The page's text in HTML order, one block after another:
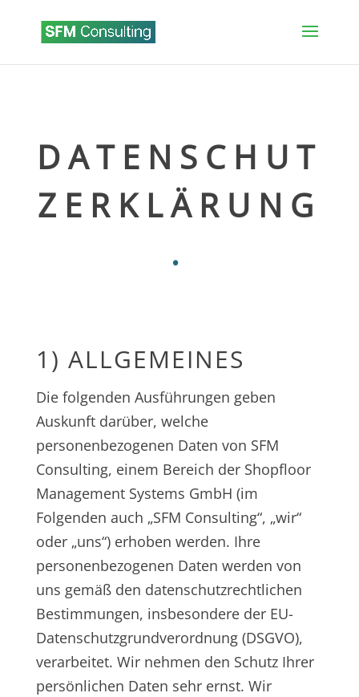
DATENSCHUT
ZERKLÄRUNG
.
1) ALLGEMEINES
Die folgenden Ausführungen geben
Auskunft darüber, welche
personenbezogenen Daten von SFM
Consulting, einem Bereich der Shopfloor
Management Systems GmbH (im
Folgenden auch „SFM Consulting“, „wir“
oder „uns“) erhoben werden. Ihre
personenbezogenen Daten werden von
uns gemäß den datenschutzrechtlichen
Bestimmungen, insbesondere der EU-
Datenschutzgrundverordnung (DSGVO),
verarbeitet. Wir nehmen den Schutz Ihrer
persönlichen Daten sehr ernst. Wir